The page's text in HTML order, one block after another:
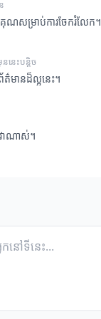
ណសម្រាប់ការចែករំលែក។
នេះបន្តិច
ានដ៏ល្អនេះ។
ាណាស់។